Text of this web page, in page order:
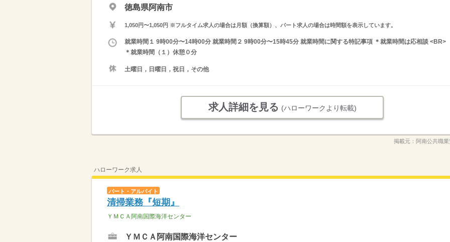
徳島県阿南市
1,050円〜1,050円 ※フルタイム求人の場合は月額（換算額）、パート求人の場合は時間額を表示しています。
就業時間１ 9時00分〜14時00分 就業時間２ 9時00分〜15時45分 就業時間に関する特記事項 ＊就業時間は応相談 <BR>
＊就業時間（１）休憩０分
土曜日，日曜日，祝日，その他
求人詳細を見る (ハローワークより転載)
掲載元： 阿南公共職
ハローワーク求人
パート・アルバイト
清掃業務『短期』
ＹＭＣＡ阿南国際海洋センター
ＹＭＣＡ阿南国際海洋センター